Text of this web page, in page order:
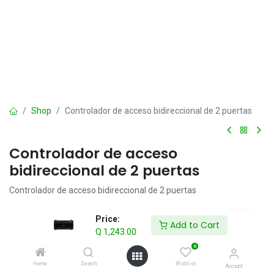
Price:
Q 1,243.00
Add to Cart
Home Search
0
Wishlist Account
Shop Controlador de acceso bidireccional de 2 puertas
Controlador de acceso
bidireccional de 2 puertas
Controlador de acceso bidireccional de 2 puertas
> Admite comunicación TCP/IP
> Dos protocolos de comunicación duales: RS-485 y Wiegand (W26
> Tiene capacidad para 100 000 usuarios y almacena 500 000
registros de pases de tarjetas